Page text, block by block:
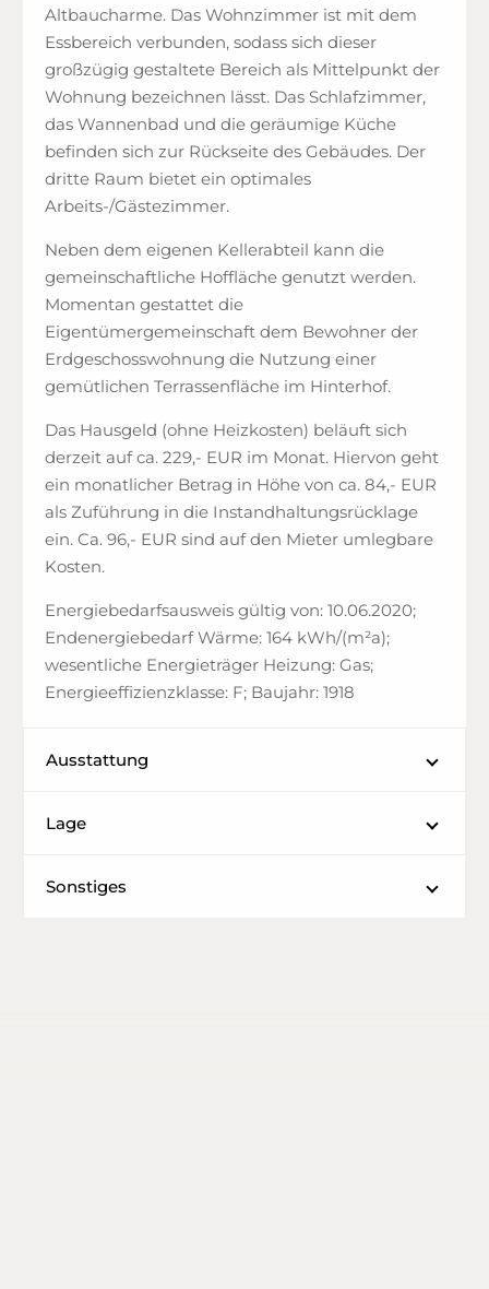
Altbaucharme. Das Wohnzimmer ist mit dem
Essbereich verbunden, sodass sich dieser
großzügig gestaltete Bereich als Mittelpunkt der
Wohnung bezeichnen lässt. Das Schlafzimmer,
das Wannenbad und die geräumige Küche
befinden sich zur Rückseite des Gebäudes. Der
dritte Raum bietet ein optimales
Arbeits-/Gästezimmer.
Neben dem eigenen Kellerabteil kann die
gemeinschaftliche Hoffläche genutzt werden.
Momentan gestattet die
Eigentümergemeinschaft dem Bewohner der
Erdgeschosswohnung die Nutzung einer
gemütlichen Terrassenfläche im Hinterhof.
Das Hausgeld (ohne Heizkosten) beläuft sich
derzeit auf ca. 229,- EUR im Monat. Hiervon geht
ein monatlicher Betrag in Höhe von ca. 84,- EUR
als Zuführung in die Instandhaltungsrücklage
ein. Ca. 96,- EUR sind auf den Mieter umlegbare
Kosten.
Energiebedarfsausweis gültig von: 10.06.2020;
Endenergiebedarf Wärme: 164 kWh/(m²a);
wesentliche Energieträger Heizung: Gas;
Energieeffizienzklasse: F; Baujahr: 1918
Ausstattung
Lage
Sonstiges